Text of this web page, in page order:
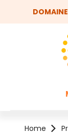
au
Passer à la
Home